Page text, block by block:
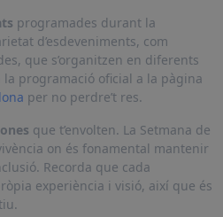
programades durant la
d’esdeveniments, com
que s’organitzen en diferents
programació oficial a la pàgina
per no perdre’t res.
que t’envolten. La Setmana de
on és fonamental mantenir
Recorda que cada
experiència i visió, així que és